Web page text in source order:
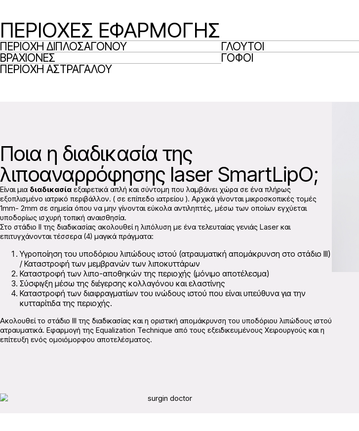
ΠΕΡΙΟΧΕΣ ΕΦΑΡΜΟΓΗΣ
ΠΕΡΙΟΧΗ ΔΙΠΛΟΣΑΓΟΝΟΥ
ΒΡΑΧΙΟΝΕΣ
ΠΕΡΙΟΧΗ ΑΣΤΡΑΓΑΛΟΥ
ΓΛΟΥΤΟΙ
ΓΟΦΟΙ
Ποια η διαδικασία της
λιποαναρρόφησης laser SmartLipO;
Είναι μια διαδικασία εξαιρετικά απλή και σύντομη που λαμβάνει χώρα σε ένα πλήρως
εξοπλισμένο ιατρικό περιβάλλον. ( σε επίπεδο ιατρείου ). Αρχικά γίνονται μικροσκοπικές τομές
1mm- 2mm σε σημεία όπου να μην γίνονται εύκολα αντιληπτές, μέσω των οποίων εγχύεται
υποδορίως ισχυρή τοπική αναισθησία.
Στο στάδιο II της διαδικασίας ακολουθεί η λιπόλυση με ένα τελευταίας γενιάς Laser και
επιτυγχάνονται τέσσερα (4) μαγικά πράγματα:
Υγροποίηση του υποδόριου λιπώδους ιστού (ατραυματική απομάκρυνση στο στάδιο ΙΙΙ)
/ Καταστροφή των μεμβρανών των λιποκυττάρων
Καταστροφή των λιπο-αποθηκών της περιοχής (μόνιμο αποτέλεσμα)
Σύσφιγξη μέσω της διέγερσης κολλαγόνου και ελαστίνης
Καταστροφή των διαφραγματίων του ινώδους ιστού που είναι υπεύθυνα για την
κυτταρίτιδα της περιοχής.
Ακολουθεί το στάδιο III της διαδικασίας και η οριστική απομάκρυνση του υποδόριου λιπώδους ιστού
ατραυματικά. Εφαρμογή της Equalization Technique από τους εξειδικευμένους Χειρουργούς και η
επίτευξη ενός ομοιόμορφου αποτελέσματος.